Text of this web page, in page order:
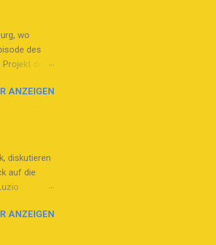
wo
des
der
ANZEIGEN
diskutieren
auf die
stellt
ANZEIGEN